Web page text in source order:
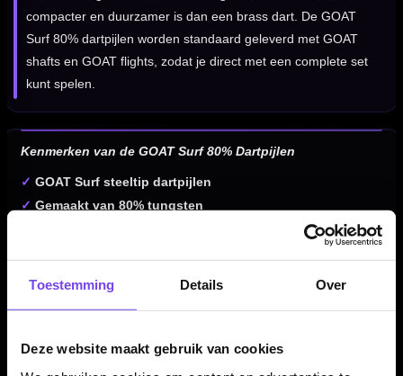
Toestemming Details Over
Deze website maakt gebruik van cookies
compacter en duurzamer is dan een brass dart. De GOAT
Surf 80% dartpijlen worden standaard geleverd met GOAT
shafts en GOAT flights, zodat je direct met een complete set
kunt spelen.
Kenmerken van de GOAT Surf 80% Dartpijlen
✓ GOAT Surf steeltip dartpijlen
✓ Gemaakt van 80% tungsten
Zilver/blauwe barrel met moderne Surf-uitstraling
✓ Compleet geleverd met GOAT shafts en GOAT flights